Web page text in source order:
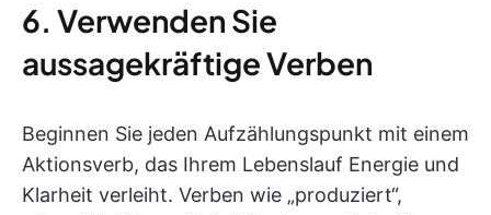
6. Verwenden Sie
aussagekräftige Verben
Beginnen Sie jeden Aufzählungspunkt mit einem
Aktionsverb, das Ihrem Lebenslauf Energie und
Klarheit verleiht. Verben wie „produziert“,